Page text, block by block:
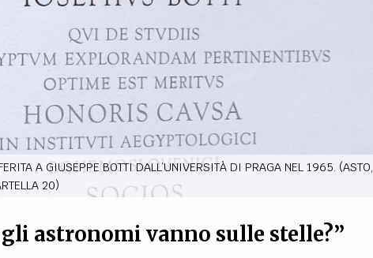
CODICI RUBRICHE LIBRI
SOCIAL MEDIA
A GIUSEPPE BOTTI DALL’UNIVERSITÀ DI PRAGA NEL 1965. (ASTO,
20)
gli astronomi vanno sulle stelle?”